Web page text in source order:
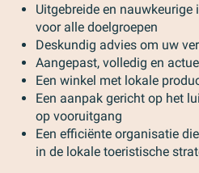
Uitgebreide en
voor alle doelgroepen
Deskundig advies om uw
Aangepast, volledig en
Een winkel met lokale
Een aanpak gericht op het
op vooruitgang
Een efficiënte organisatie
in de lokale toeristische